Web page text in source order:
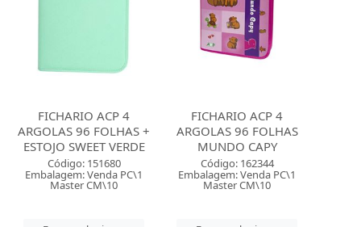
FICHARIO ACP 4
ARGOLAS 96 FOLHAS +
ESTOJO SWEET VERDE
Código: 151680
Embalagem: Venda PC\1
Master CM\10
FICHARIO ACP 4
ARGOLAS 96 FOLHAS
MUNDO CAPY
Código: 162344
Embalagem: Venda PC\1
Master CM\10